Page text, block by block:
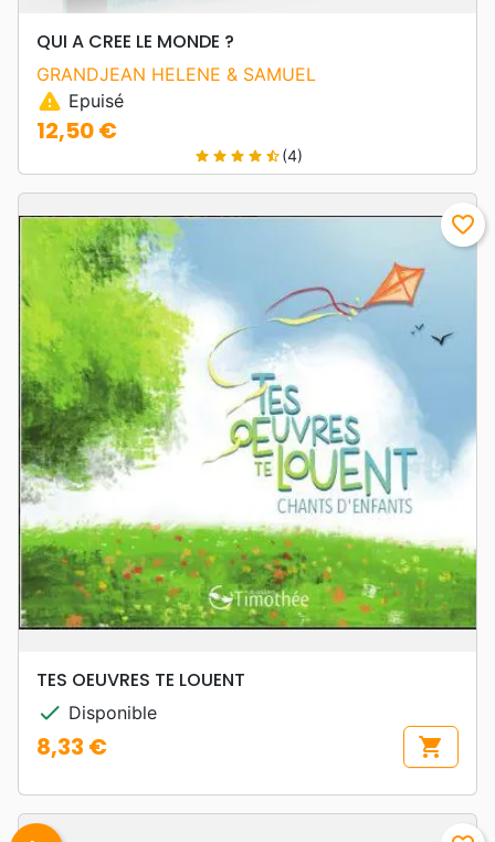
QUI A CREE LE MONDE ?
GRANDJEAN HELENE & SAMUEL
warning Epuisé
Prix
12,50 €
star star star star star_half(4)
favorite_border
TES OEUVRES TE LOUENT
check Disponible
Prix
8,33 € shopping_cart